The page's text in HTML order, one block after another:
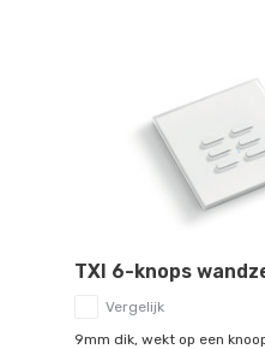
TXI 6-knops
Vergelijk
9mm dik, wekt op een